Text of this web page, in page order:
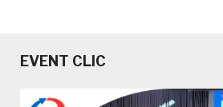
EVENT CLIC